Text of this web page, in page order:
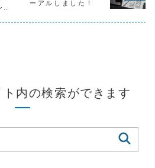
変更後】
変更
しまう、この...
す。4月29
ーアルしました！
内の検索ができます